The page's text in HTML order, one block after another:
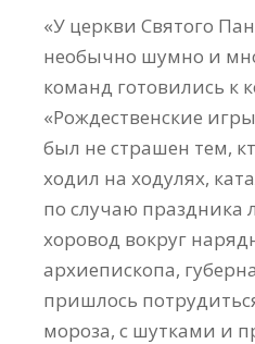
«У церкви Святого
необычно шумно и
команд готовились к
«Рождественские
был не страшен тем,
ходил на ходулях,
по случаю праздника
хоровод вокруг
архиепископа,
пришлось
мороза, с шутками и